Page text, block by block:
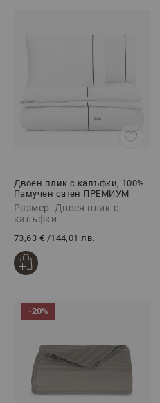
Двоен плик с калъфки, 100%
Памучен сатен ПРЕМИУМ
СТАЙЛ ЧЕРНО, 3 части
Размер: Двоен плик с
калъфки
73,63 € /144,01 лв.
-20%